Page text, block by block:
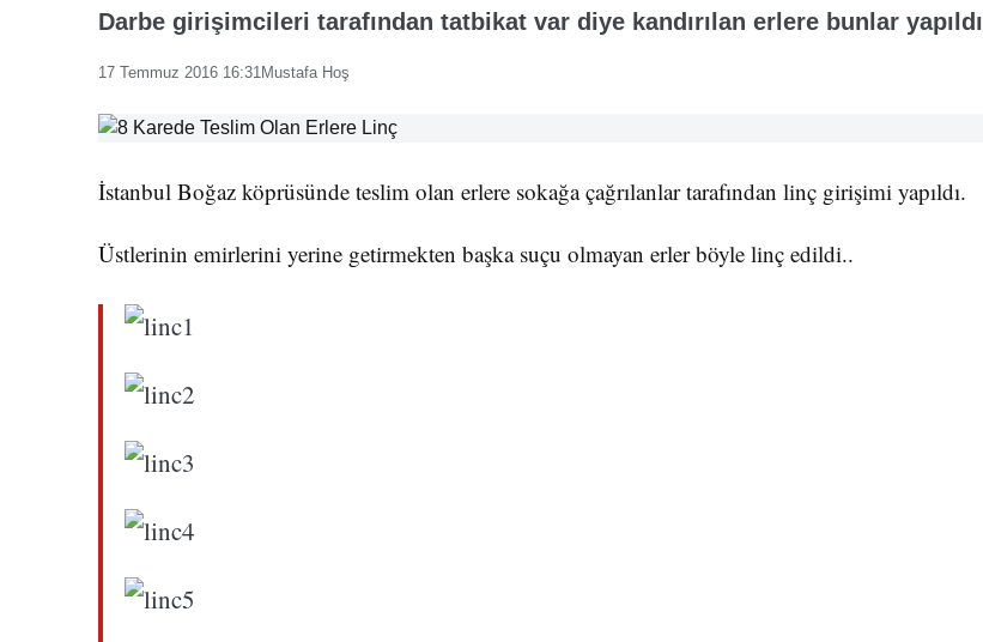
Darbe girişimcileri tarafından tatbikat var diye kandırılan erlere bunlar yapıldı
17 Temmuz 2016 16:31Mustafa Hoş
İstanbul Boğaz köprüsünde teslim olan erlere sokağa çağrılanlar tarafından linç girişimi yapıldı.
Üstlerinin emirlerini yerine getirmekten başka suçu olmayan erler böyle linç edildi..